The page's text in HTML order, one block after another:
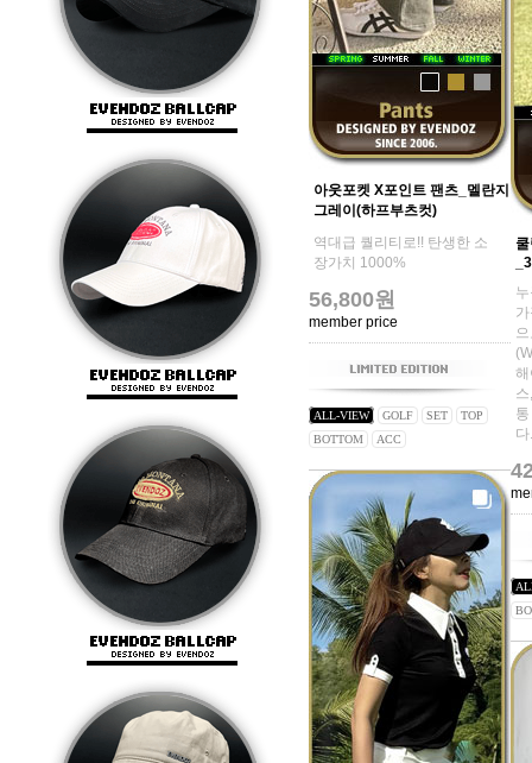
아웃포켓 X포인트 팬츠_멜란지
그레이(하프부츠컷)
역대급 퀄리티로!! 탄생한 소
장가치 1000%
56,800원
member price
ALL-VIEW GOLF SET
TOP
BOTTOM
ACC
해
다.